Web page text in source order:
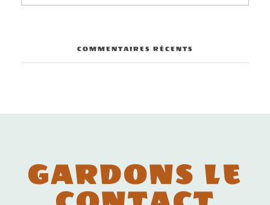
COMMENTAIRES RÉCENTS
GARDONS LE